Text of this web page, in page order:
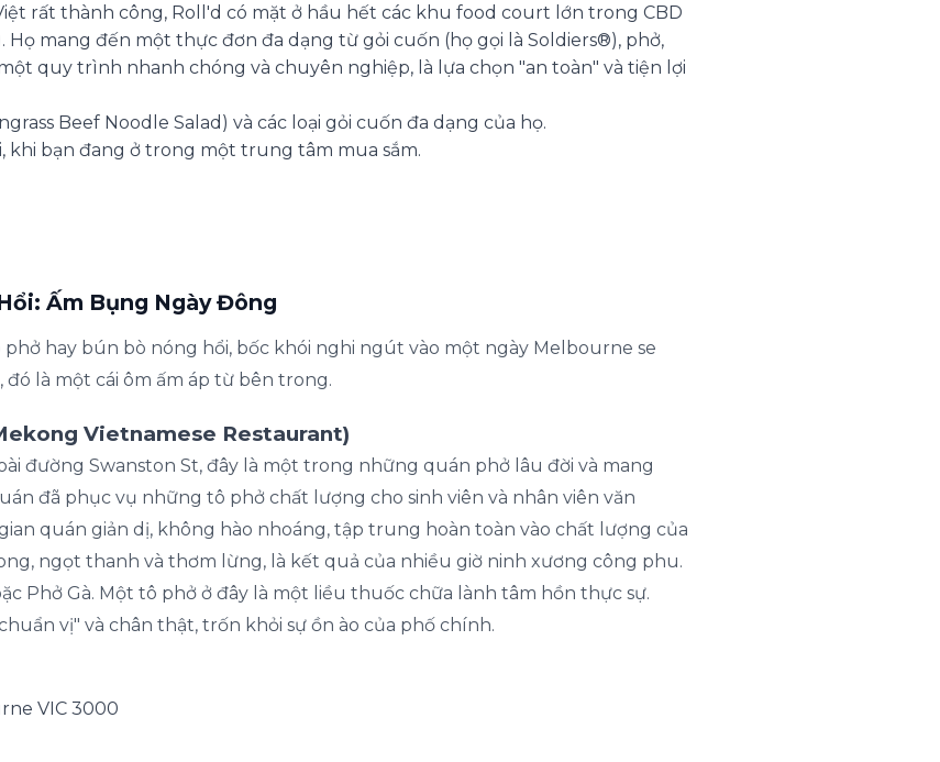
rất thành công, Roll'd có mặt ở hầu hết các khu food court lớn trong CBD
Họ mang đến một thực đơn đa dạng từ gỏi cuốn (họ gọi là Soldiers®), phở,
quy trình nhanh chóng và chuyên nghiệp, là lựa chọn "an toàn" và tiện lợi
Beef Noodle Salad) và các loại gỏi cuốn đa dạng của họ.
khi bạn đang ở trong một trung tâm mua sắm.
Ấm Bụng Ngày Đông
hay bún bò nóng hổi, bốc khói nghi ngút vào một ngày Melbourne se
đó là một cái ôm ấm áp từ bên trong.
Vietnamese Restaurant)
đường Swanston St, đây là một trong những quán phở lâu đời và mang
đã phục vụ những tô phở chất lượng cho sinh viên và nhân viên văn
quán giản dị, không hào nhoáng, tập trung hoàn toàn vào chất lượng của
ngọt thanh và thơm lừng, là kết quả của nhiều giờ ninh xương công phu.
Phở Gà. Một tô phở ở đây là một liều thuốc chữa lành tâm hồn thực sự.
vị" và chân thật, trốn khỏi sự ồn ào của phố chính.
VIC 3000